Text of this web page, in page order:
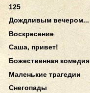
125
Дождливым вечером...
Воскресение
Саша, привет!
Божественная комедия
Маленькие трагедии
Снегопады